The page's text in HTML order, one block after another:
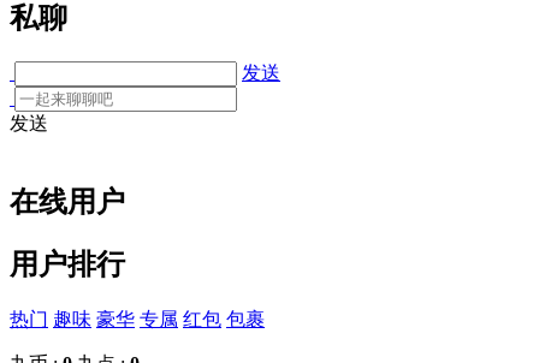
私聊
发送
发送
在线用户
用户排行
热门 趣味 豪华 专属 红包 包裹